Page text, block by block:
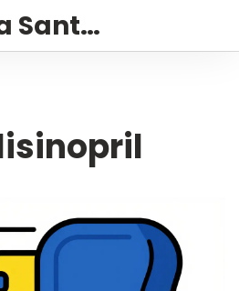
Karting de la Santé – Montalivet